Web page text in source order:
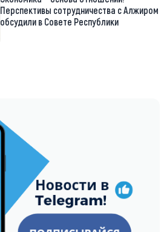
Перспективы сотрудничества с Алжиром
обсудили в Совете Республики